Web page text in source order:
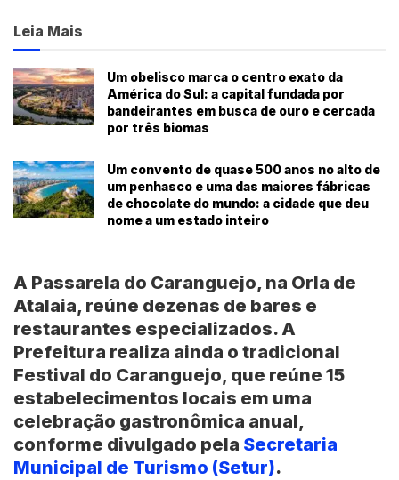
Leia Mais
Um obelisco marca o centro exato da
América do Sul: a capital fundada por
bandeirantes em busca de ouro e cercada
por três biomas
Um convento de quase 500 anos no alto de
um penhasco e uma das maiores fábricas
de chocolate do mundo: a cidade que deu
nome a um estado inteiro
A Passarela do Caranguejo, na Orla de
Atalaia, reúne dezenas de bares e
restaurantes especializados. A
Prefeitura realiza ainda o tradicional
Festival do Caranguejo, que reúne 15
estabelecimentos locais em uma
celebração gastronômica anual,
conforme divulgado pela Secretaria
Municipal de Turismo (Setur).